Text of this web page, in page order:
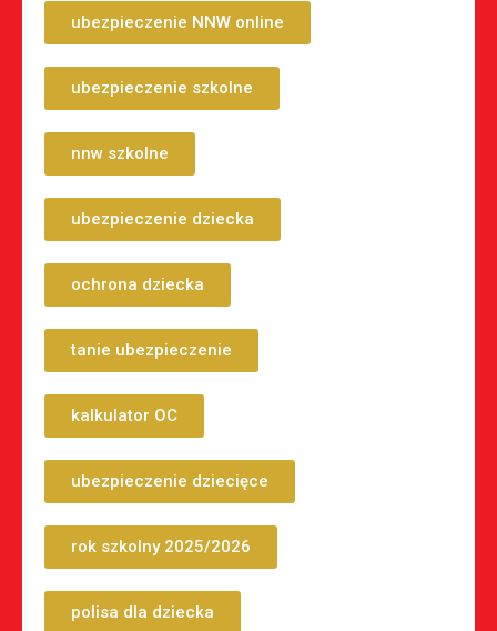
ubezpieczenie NNW online
ubezpieczenie szkolne
nnw szkolne
ubezpieczenie dziecka
ochrona dziecka
tanie ubezpieczenie
kalkulator OC
ubezpieczenie dziecięce
rok szkolny 2025/2026
polisa dla dziecka